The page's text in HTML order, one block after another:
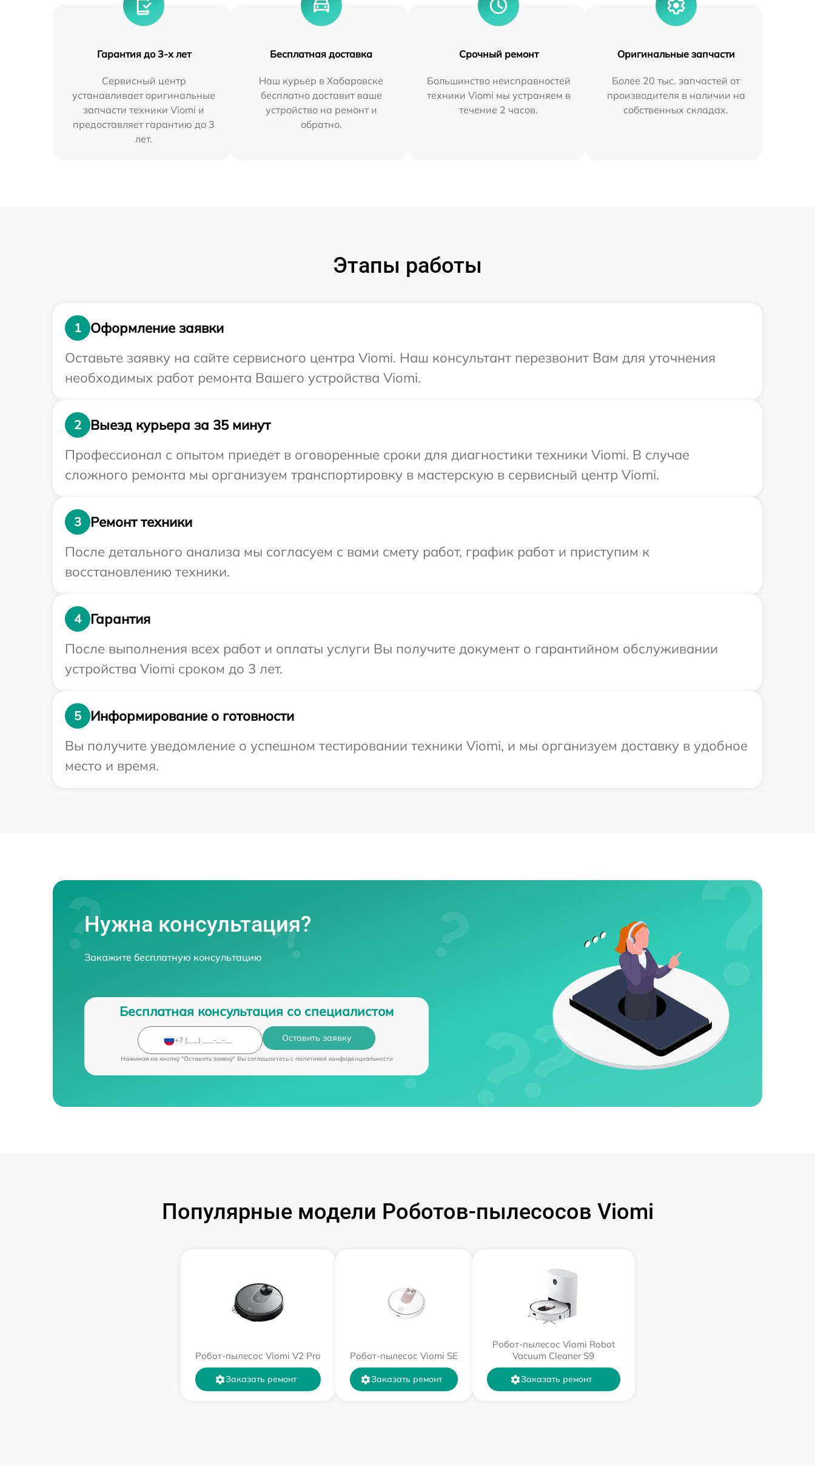
Гарантия до 3-х лет
Сервисный центр
устанавливает оригинальные
запчасти техники Viomi и
предоставляет гарантию до 3
лет.
Бесплатная доставка
Наш курьер в Хабаровске
бесплатно доставит ваше
устройство на ремонт и
обратно.
Срочный ремонт
Большинство неисправностей
техники Viomi мы устраняем в
течение 2 часов.
Оригинальные запчасти
Более 20 тыс. запчастей от
производителя в наличии на
собственных складах.
Этапы работы
1
Оформление заявки
Оставьте заявку на сайте сервисного центра Viomi. Наш консультант перезвонит Вам для уточнения
необходимых работ ремонта Вашего устройства Viomi.
2
Выезд курьера за 35 минут
Профессионал с опытом приедет в оговоренные сроки для диагностики техники Viomi. В случае
сложного ремонта мы организуем транспортировку в мастерскую в сервисный центр Viomi.
3
Ремонт техники
После детального анализа мы согласуем с вами смету работ, график работ и приступим к
восстановлению техники.
4
Гарантия
После выполнения всех работ и оплаты услуги Вы получите документ о гарантийном обслуживании
устройства Viomi сроком до 3 лет.
5
Информирование о готовности
Вы получите уведомление о успешном тестировании техники Viomi, и мы организуем доставку в удобное
место и время.
Нужна консультация?
Закажите бесплатную консультацию
Бесплатная консультация со специалистом
Оставить заявку
Нажимая на кнопку "Оставить заявку" Вы соглашаетесь c политикой конфиденциальности
Популярные модели Роботов-пылесосов Viomi
Робот-пылесос Viomi V2 Pro
Заказать ремонт
Робот-пылесос Viomi SE
Заказать ремонт
Робот-пылесос Viomi Robot
Vacuum Cleaner S9
Заказать ремонт